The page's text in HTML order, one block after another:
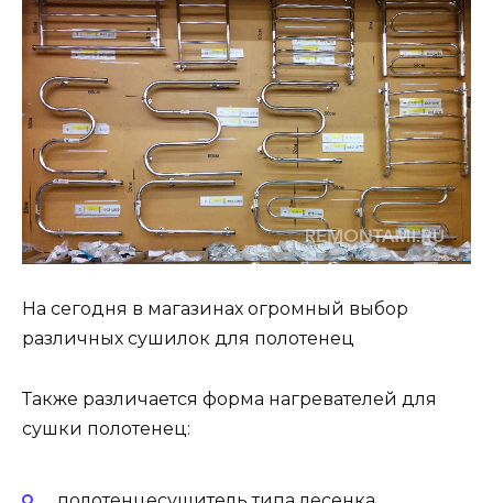
На сегодня в магазинах огромный выбор
различных сушилок для полотенец
Также различается форма нагревателей для
сушки полотенец: